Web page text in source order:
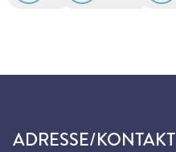
ADRESSE/KONTAKT